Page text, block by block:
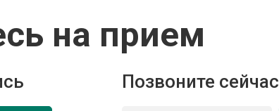
на прием
Позвоните сейчас